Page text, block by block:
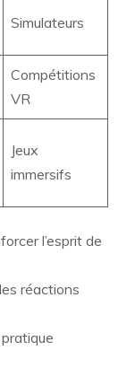
Simulateurs
Compétitions
VR
Jeux
immersifs
l’esprit de
réactions